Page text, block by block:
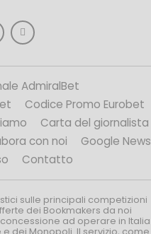
AdmiralBet
Codice Promo Eurobet
Carta del giornalista
con noi
Google News
Contatto
sulle principali competizioni
dei Bookmakers da noi
ad operare in Italia